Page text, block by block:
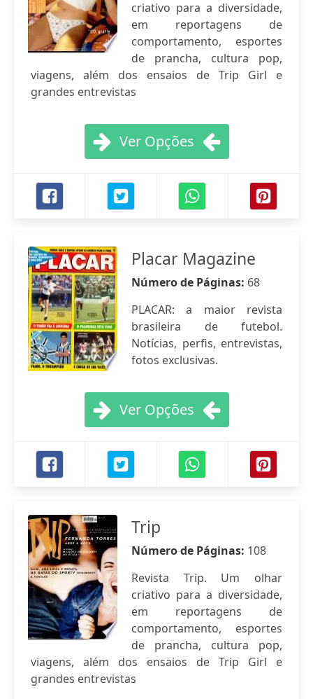
criativo para a diversidade,
em reportagens de
comportamento, esportes
de prancha, cultura pop,
viagens, além dos ensaios de Trip Girl e
grandes entrevistas
Ver Opções
Placar Magazine
Número de Páginas: 68
PLACAR: a maior revista
brasileira de futebol.
Notícias, perfis, entrevistas,
fotos exclusivas.
Ver Opções
Trip
Número de Páginas: 108
Revista Trip. Um olhar
criativo para a diversidade,
em reportagens de
comportamento, esportes
de prancha, cultura pop,
viagens, além dos ensaios de Trip Girl e
grandes entrevistas